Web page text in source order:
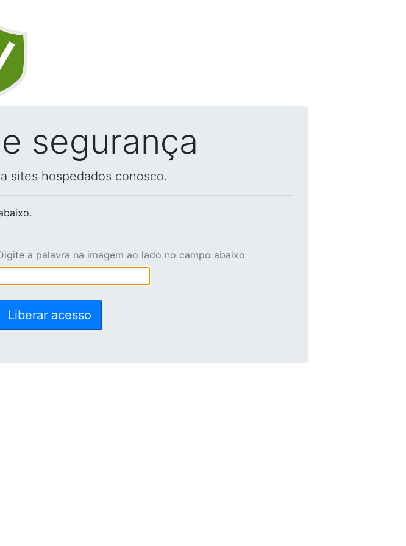
segurança
sites hospedados conosco.
a palavra na imagem ao lado no campo abaixo